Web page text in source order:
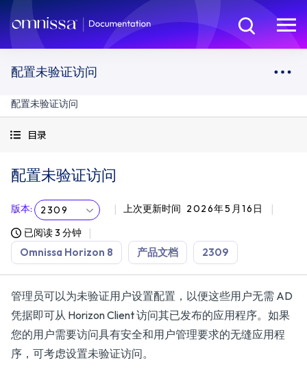
配置未验证访问
配置未验证访问
目录
配置未验证访问
版本: 2309 上次更新时间 2026年5月16日
已阅读 3 分钟
Omnissa Horizon 8 产品文档 2309
管理员可以为未验证用户设置配置，以便这些用户无需 AD
凭据即可从 Horizon Client 访问其已发布的应用程序。如果
您的用户需要访问具有安全和用户管理要求的无缝应用程
序，可考虑设置未验证访问。